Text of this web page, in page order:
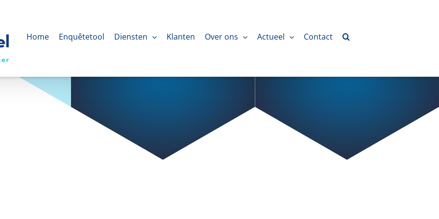
Home Enquêtetool Diensten Klanten Over ons Actueel Contact